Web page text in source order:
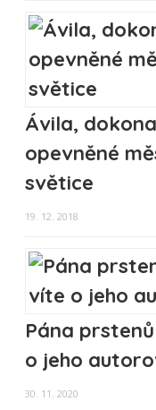
Ávila,
opevněné
světice
19. 12. 2018
Pána
o jeho
30. 11. 2020